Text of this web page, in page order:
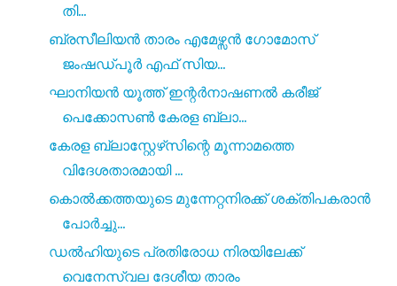
തി...
ബ്രസീലിയൻ താരം എമേഴ്സൻ ഗോമോസ്‌
ജംഷഡ്‌പൂർ എഫ് സിയ...
ഘാനിയൻ യൂത്ത് ഇന്റർനാഷണൽ കരീജ്
പെക്കോസൺ കേരള ബ്ലാ...
കേരള ബ്ലാസ്റ്റേഴ്‌സിന്റെ മൂന്നാമത്തെ
വിദേശതാരമായി ...
കൊൽക്കത്തയുടെ മുന്നേറ്റനിരക്ക് ശക്‌തിപകരാൻ
പോർച്ചു...
ഡൽഹിയുടെ പ്രതിരോധ നിരയിലേക്ക്
വെനേസ്വല ദേശീയ താരം